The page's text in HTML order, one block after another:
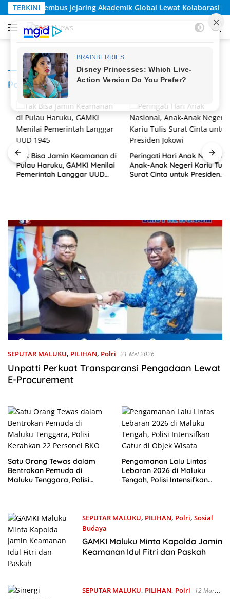
Langsung
ke
konten
TERKINI
Akademik Global Lewat Kolaborasi Diaspora Indonesia
Polri
Tak Bisa Jamin Keamanan di
Pulau Haruku, GAMKI Menilai
Pemerintah Langgar UUD
Peringati Hari Anak Nasional,
Anak-Anak Negeri Kariu Tulis
Surat Cinta untuk Presiden
SEPUTAR MALUKU, PILIHAN, Polri 21 Mei 2026
Unpatti Perkuat Transparansi Pengadaan Lewat
E-Procurement
Satu Orang Tewas dalam
Bentrokan Pemuda di
Maluku Tenggara, Polisi
Pengamanan Lalu Lintas
Lebaran 2026 di Maluku
Tengah, Polisi Intensifkan
SEPUTAR MALUKU, PILIHAN, Polri, Sosial
Budaya
19 Maret 2026
GAMKI Maluku Minta Kapolda Jamin
Keamanan Idul Fitri dan Paskah
SEPUTAR MALUKU, PILIHAN, Polri
12 Maret